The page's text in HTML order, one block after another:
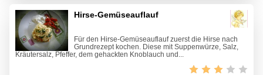
Hirse-Gemüseauflauf
Für den Hirse-Gemüseauflauf zuerst die Hirse nach
Grundrezept kochen. Diese mit Suppenwürze, Salz,
Kräutersalz, Pfeffer, dem gehackten Knoblauch und...